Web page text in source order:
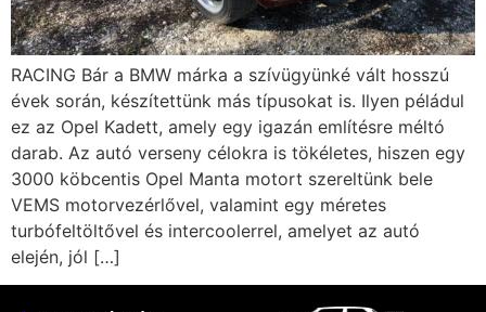
RACING Bár a BMW márka a szívügyünké vált hosszú
évek során, készítettünk más típusokat is. Ilyen péládul
ez az Opel Kadett, amely egy igazán említésre méltó
darab. Az autó verseny célokra is tökéletes, hiszen egy
3000 köbcentis Opel Manta motort szereltünk bele
VEMS motorvezérlővel, valamint egy méretes
turbófeltöltővel és intercoolerrel, amelyet az autó
elején, jól […]